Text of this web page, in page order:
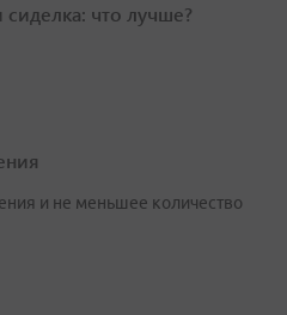
что лучше?
и не меньшее количество